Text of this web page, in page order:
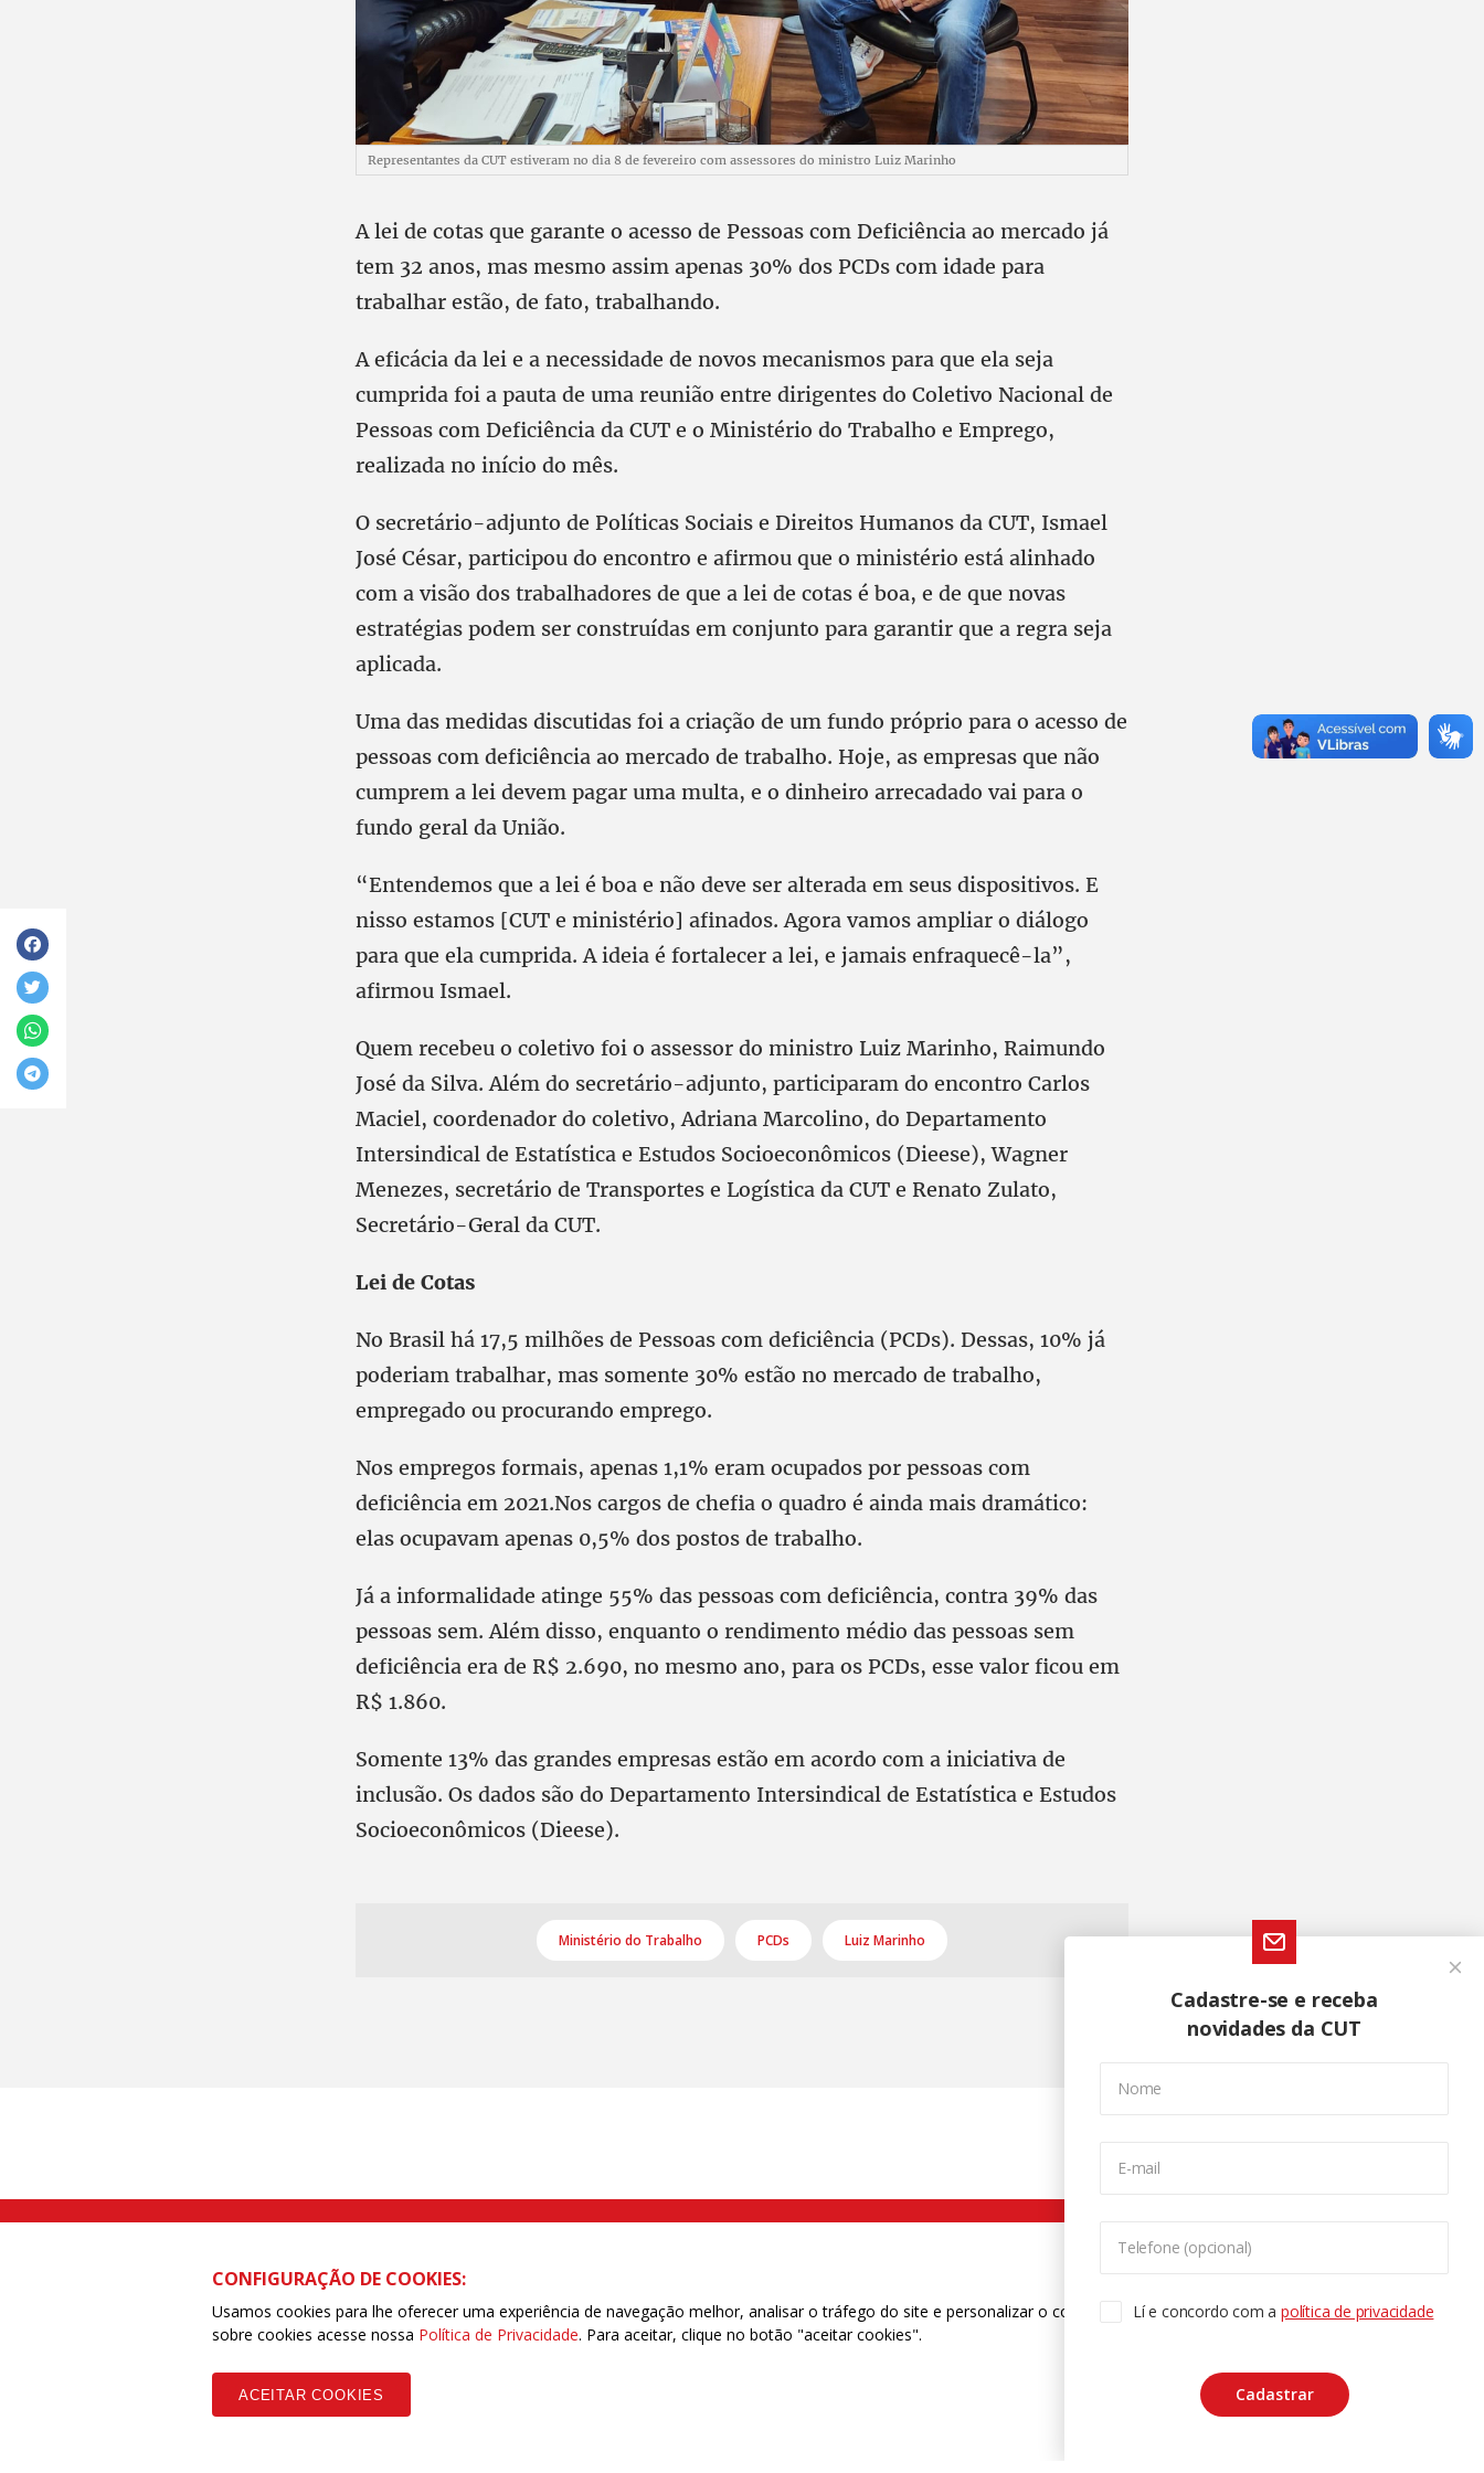
Representantes da CUT estiveram no dia 8 de fevereiro com assessores do ministro Luiz Marinho
A lei de cotas que garante o acesso de Pessoas com Deficiência ao mercado já
tem 32 anos, mas mesmo assim apenas 30% dos PCDs com idade para
trabalhar estão, de fato, trabalhando.
A eficácia da lei e a necessidade de novos mecanismos para que ela seja
cumprida foi a pauta de uma reunião entre dirigentes do Coletivo Nacional de
Pessoas com Deficiência da CUT e o Ministério do Trabalho e Emprego,
realizada no início do mês.
O secretário-adjunto de Políticas Sociais e Direitos Humanos da CUT, Ismael
José César, participou do encontro e afirmou que o ministério está alinhado
com a visão dos trabalhadores de que a lei de cotas é boa, e de que novas
estratégias podem ser construídas em conjunto para garantir que a regra seja
aplicada.
Uma das medidas discutidas foi a criação de um fundo próprio para o acesso de
pessoas com deficiência ao mercado de trabalho. Hoje, as empresas que não
cumprem a lei devem pagar uma multa, e o dinheiro arrecadado vai para o
fundo geral da União.
“Entendemos que a lei é boa e não deve ser alterada em seus dispositivos. E
nisso estamos [CUT e ministério] afinados. Agora vamos ampliar o diálogo
para que ela cumprida. A ideia é fortalecer a lei, e jamais enfraquecê-la”,
afirmou Ismael.
Quem recebeu o coletivo foi o assessor do ministro Luiz Marinho, Raimundo
José da Silva. Além do secretário-adjunto, participaram do encontro Carlos
Maciel, coordenador do coletivo, Adriana Marcolino, do Departamento
Intersindical de Estatística e Estudos Socioeconômicos (Dieese), Wagner
Menezes, secretário de Transportes e Logística da CUT e Renato Zulato,
Secretário-Geral da CUT.
Lei de Cotas
No Brasil há 17,5 milhões de Pessoas com deficiência (PCDs). Dessas, 10% já
poderiam trabalhar, mas somente 30% estão no mercado de trabalho,
empregado ou procurando emprego.
Nos empregos formais, apenas 1,1% eram ocupados por pessoas com
deficiência em 2021.Nos cargos de chefia o quadro é ainda mais dramático:
elas ocupavam apenas 0,5% dos postos de trabalho.
Já a informalidade atinge 55% das pessoas com deficiência, contra 39% das
pessoas sem. Além disso, enquanto o rendimento médio das pessoas sem
deficiência era de R$ 2.690, no mesmo ano, para os PCDs, esse valor ficou em
R$ 1.860.
Somente 13% das grandes empresas estão em acordo com a iniciativa de
inclusão. Os dados são do Departamento Intersindical de Estatística e Estudos
Socioeconômicos (Dieese).
Ministério do Trabalho PCDs Luiz Marinho
Cadastre-se e receba
novidades da CUT
Nome
E-mail
Telefone (opcional)
Lí e concordo com apolítica de privacidade
Cadastrar
Rua Caetano Pinto nº 575 CEP 03041-000 Brás, São Paulo/SP | Telefone (11) 2108 9200 - Fax (11) 2108 9310
Copyleft CUT Central Única dos Trabalhadores 3.960 - Entidades Filiadas | 7.933.029 - Trabalhadores(as) Associados | 25.831.443 - Trabalhadores(as) na Base
CONFIGURAÇÃO DE COOKIES:
Usamos cookies para lhe oferecer uma experiência de navegação melhor, analisar o tráfego do site e personalizar o conteúdo. Para saber mais
sobre cookies acesse nossa Política de Privacidade. Para aceitar, clique no botão "aceitar cookies".
ACEITAR COOKIES